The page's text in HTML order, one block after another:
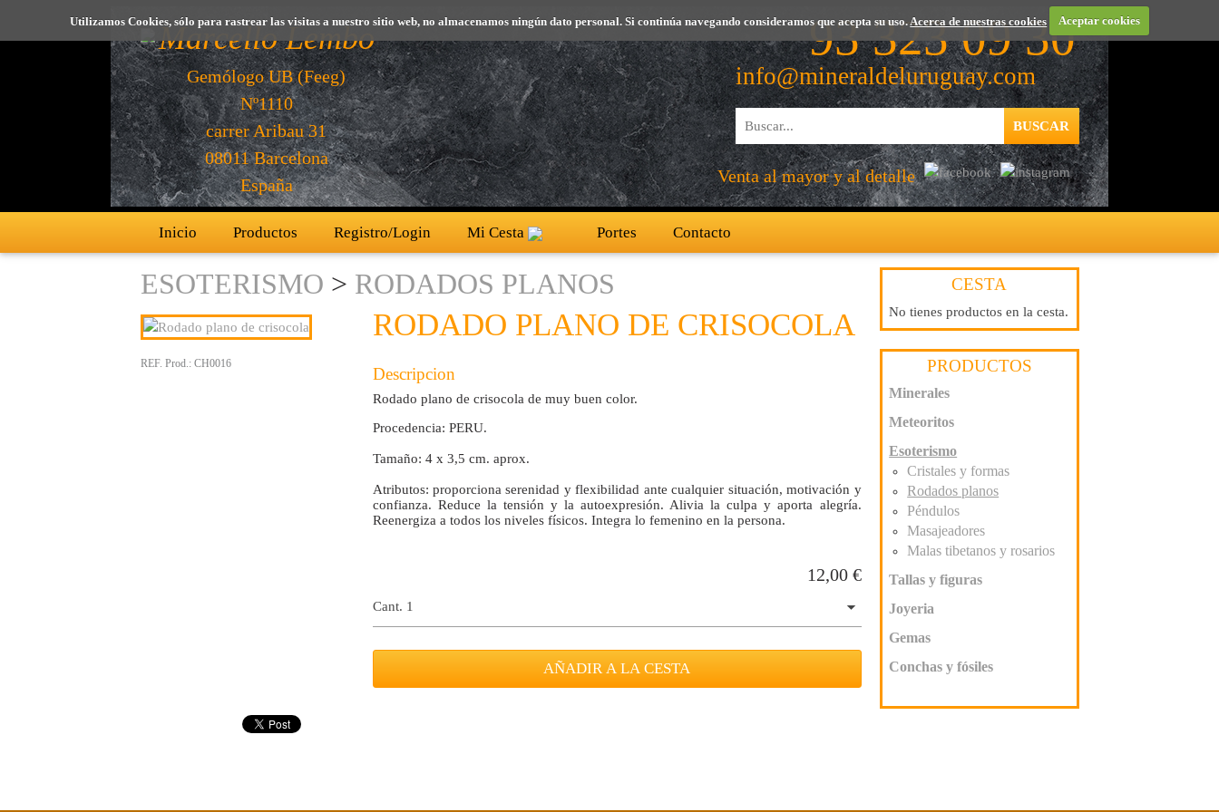
Utilizamos Cookies, sólo para rastrear las visitas a nuestro sitio web, no almacenamos ningún dato personal. Si continúa navegando consideramos que acepta su uso. Acerca de nuestras cookies Aceptar cookies
Marcello Lembo
Gemólogo UB (Feeg)
Nº1110
carrer Aribau 31
08011 Barcelona
España
93 323 09 30
info@mineraldeluruguay.com
Venta al mayor y al detalle
Inicio Productos Registro/Login Mi Cesta Portes Contacto
ESOTERISMO > RODADOS PLANOS
REF. Prod.: CH0016
RODADO PLANO DE CRISOCOLA
Descripcion
Rodado plano de crisocola de muy buen color.
Procedencia: PERU.
Tamaño: 4 x 3,5 cm. aprox.
Atributos: proporciona serenidad y flexibilidad ante cualquier situación, motivación y
confianza. Reduce la tensión y la autoexpresión. Alivia la culpa y aporta alegría.
Reenergiza a todos los niveles físicos. Integra lo femenino en la persona.
12,00€
Cant. 1
CESTA
No tienes productos en la cesta.
PRODUCTOS
Minerales
Meteoritos
Esoterismo
Cristales y formas
Rodados planos
Péndulos
Masajeadores
Malas tibetanos y rosarios
Tallas y figuras
Joyeria
Gemas
Conchas y fósiles